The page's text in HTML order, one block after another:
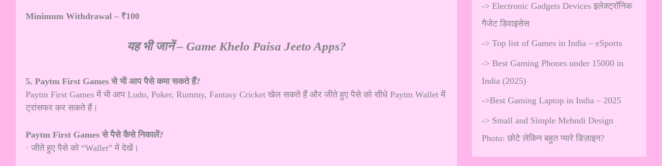
Minimum Withdrawal – ₹100
यह भी जानें – Game Khelo Paisa Jeeto Apps?
5. Paytm First Games से भी आप पैसे कमा सकते हैं?
Paytm First Games में भी आप Ludo, Poker, Rummy, Fantasy Cricket खेल सकते हैं और जीते हुए पैसे को सीधे Paytm Wallet में
ट्रांसफर कर सकते हैं।
Paytm First Games से पैसे कैसे निकालें?
· जीते हुए पैसे को “Wallet” में देखें।
-> Electronic Gadgets Devices इलेक्ट्रॉनिक
गैजेट डिवाइसेस
-> Top list of Games in India – eSports
-> Best Gaming Phones under 15000 in
India (2025)
->Best Gaming Laptop in India – 2025
-> Small and Simple Mehndi Design
Photo: छोटे लेकिन बहुत प्यारे डिज़ाइन?